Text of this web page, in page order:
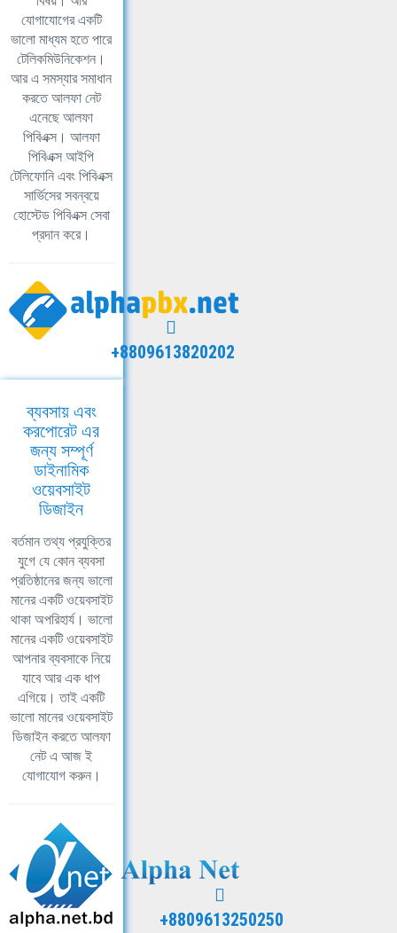
যোগাযোগের একটি
ভালো মাধ্যম হতে পারে
টেলিকমিউনিকেশন।
আর এ সমস্যার সমাধান
করতে আলফা নেট
এনেছে আলফা
পিবিএক্স। আলফা
পিবিএক্স আইপি
টেলিফোনি এবং পিবিএক্স
সার্ভিসের সবন্বয়ে
হোস্টেড পিবিএক্স সেবা
প্রদান করে।
+8809613820202
ব্যবসায় এবং
করপোরেট এর
জন্য সম্পূর্ণ
ডাইনামিক
ওয়েবসাইট
ডিজাইন
বর্তমান তথ্য প্রযুক্তির
যুগে যে কোন ব্যবসা
প্রতিষ্ঠানের জন্য ভালো
মানের একটি ওয়েবসাইট
থাকা অপরিহার্য। ভালো
মানের একটি ওয়েবসাইট
আপনার ব্যবসাকে নিয়ে
যাবে আর এক ধাপ
এগিয়ে। তাই একটি
ভালো মানের ওয়েবসাইট
ডিজাইন করতে আলফা
নেট এ আজ ই
যোগাযোগ করুন।
+8809613250250